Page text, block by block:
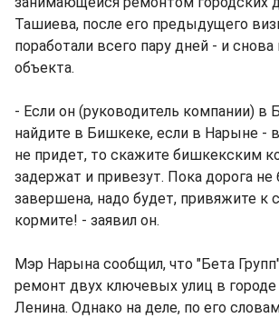
Ташиева, после его предыдущего
поработали всего пару дней - и снова
объекта.
- Если он (руководитель компании) в
найдите в Бишкеке, если в Нарыне -
не придет, то скажите бишкекским
задержат и привезут. Пока дорога не
завершена, надо будет, привяжите к
кормите! - заявил он.
Мэр Нарына сообщил, что "Бета
ремонт двух ключевых улиц в
Ленина. Однако на деле, по его